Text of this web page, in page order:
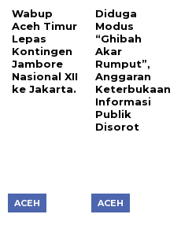
Wabup
Aceh Timur
Lepas
Kontingen
Jambore
Nasional XII
ke Jakarta.
Diduga
Modus
“Ghibah
Akar
Rumput”,
Anggaran
Keterbukaan
Informasi
Publik
Disorot
ACEH ACEH